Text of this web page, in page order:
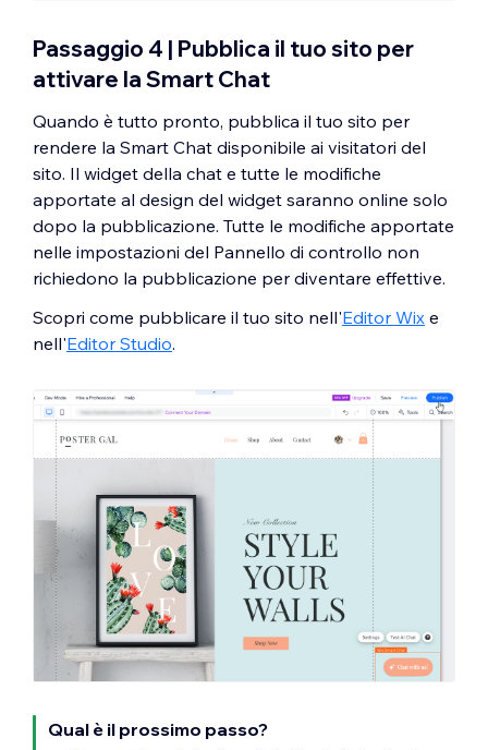
Passaggio 4 | Pubblica il tuo sito per
attivare la Smart Chat
Quando è tutto pronto, pubblica il tuo sito per
rendere la Smart Chat disponibile ai visitatori del
sito. Il widget della chat e tutte le modifiche
apportate al design del widget saranno online solo
dopo la pubblicazione. Tutte le modifiche apportate
nelle impostazioni del Pannello di controllo non
richiedono la pubblicazione per diventare effettive.
Scopri come pubblicare il tuo sito nell'Editor Wix e
nell'Editor Studio.
Qual è il prossimo passo?